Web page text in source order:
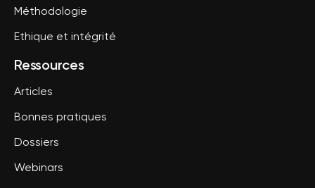
Méthodologie
Ethique et intégrité
Ressources
Articles
Bonnes pratiques
Dossiers
Webinars